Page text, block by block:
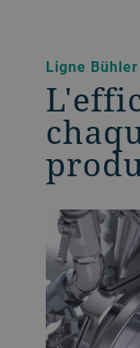
Ligne Bühler